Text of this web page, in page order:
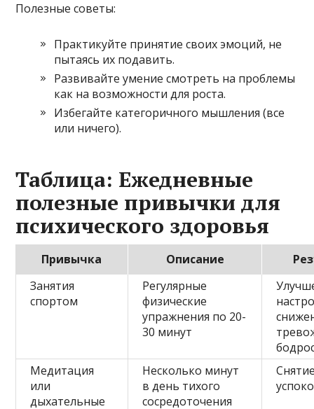
Полезные советы:
Практикуйте принятие своих эмоций, не
пытаясь их подавить.
Развивайте умение смотреть на проблемы
как на возможности для роста.
Избегайте категоричного мышления (все
или ничего).
Таблица: Ежедневные
полезные привычки для
психического здоровья
Привычка Описание
Занятия
спортом
Регулярные
физические
упражнения по 20-
30 минут
Медитация
или
дыхательные
Несколько минут
в день тихого
сосредоточения